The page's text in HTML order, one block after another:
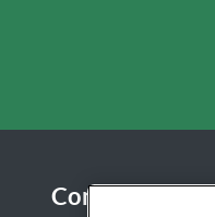
Contacta con